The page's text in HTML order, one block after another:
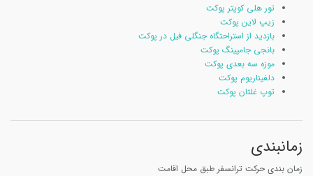
تور هلی کوپتر پوکت
زیپ لاین پوکت
بازدید از استراحتگاه جنگلی فیل در پوکت
بانجی جامپینگ پوکت
موزه سه بعدی پوکت
دلفیناریوم پوکت
توپ غلتان پوکت
زمانبندی
زمان بندی حرکت ترانسفر طبق محل اقامت